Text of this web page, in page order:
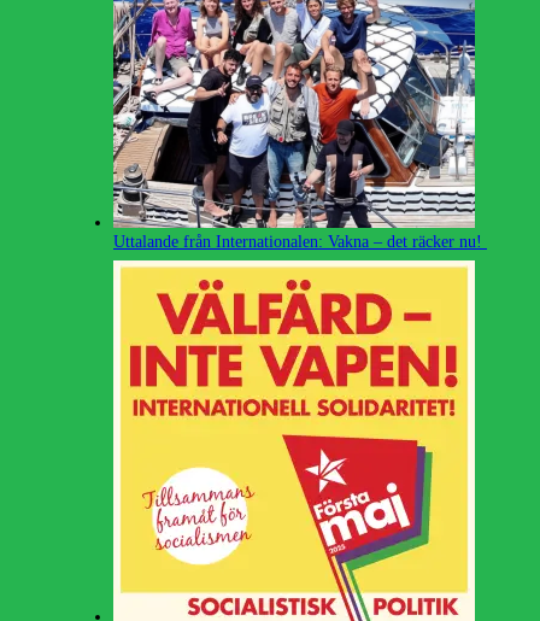
Uttalande från Internationalen: Vakna – det räcker nu!